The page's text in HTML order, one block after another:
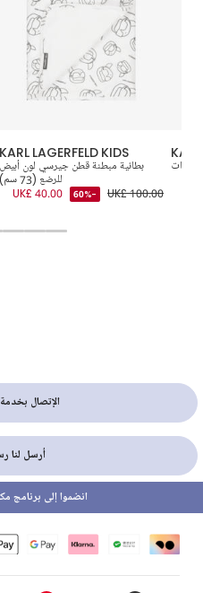
KARL LAGERFELD KIDS
بطانية مبطنة قطن جيرسي لون أبيض
للرضع (73 سم)
UK£ 100.00
-60%
UK£ 40.00
الإتصال بخدمة
أرسل لنا
انضموا إلى برنامج